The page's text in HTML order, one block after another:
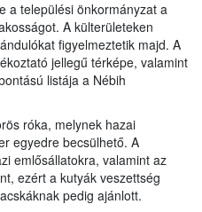
a települési önkormányzat a
A külterületeken
figyelmeztetik majd. A
jellegű térképe, valamint
listája a Nébih
róka, melynek hazai
egyedre becsülhető. A
emlősállatokra, valamint az
ezért a kutyák veszettség
pedig ajánlott.